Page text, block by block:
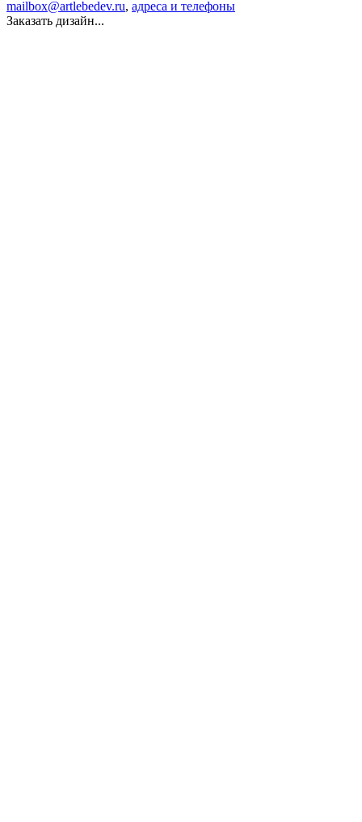
mailbox@artlebedev.ru, адреса и телефоны
Заказать дизайн...